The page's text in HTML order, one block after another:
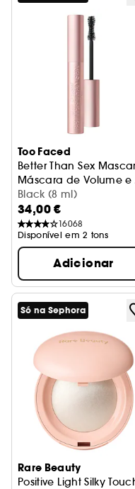
Too Faced
Better Than Sex
Máscara de Volume
Black (8 ml)
34,00 €
16068
Disponível em 2 tons
Adicionar
Só na Sephora
Rare Beauty
Positive Light Silky